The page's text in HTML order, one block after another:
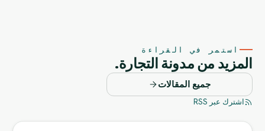
استمر في القراءة
المزيد من مدونة التجارة.
جميع المقالات
اشترك عبر RSS